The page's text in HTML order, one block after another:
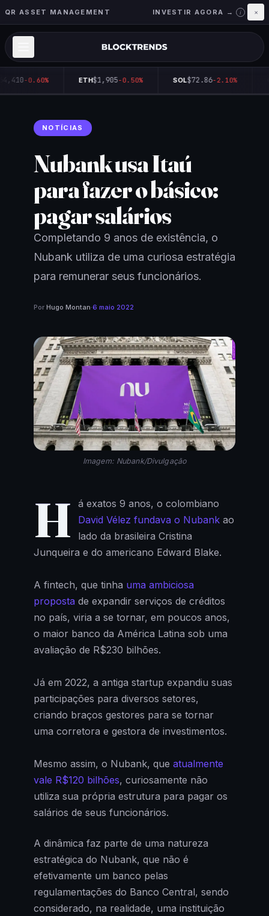
QR ASSET MANAGEMENT INVESTIR AGORA → i ×
-0.60% ETH$1,905-0.50% SOL$72.86-2.10%
NOTÍCIAS
Nubank usa Itaú
para fazer o básico:
pagar salários
Completando 9 anos de existência, o
Nubank utiliza de uma curiosa estratégia
para remunerar seus funcionários.
Por Hugo Montan·6 maio 2022
Imagem: Nubank/Divulgação
H
á exatos 9 anos, o colombiano
David Vélez fundava o Nubankao
lado da brasileira Cristina
Junqueira e do americano Edward Blake.
A fintech, que tinha uma ambiciosa
proposta de expandir serviços de créditos
no país, viria a se tornar, em poucos anos,
o maior banco da América Latina sob uma
avaliação de R$230 bilhões.
Já em 2022, a antiga startup expandiu suas
participações para diversos setores,
criando braços gestores para se tornar
uma corretora e gestora de investimentos.
Mesmo assim, o Nubank, que atualmente
vale R$120 bilhões, curiosamente não
utiliza sua própria estrutura para pagar os
salários de seus funcionários.
A dinâmica faz parte de uma natureza
estratégica do Nubank, que não é
efetivamente um banco pelas
regulamentações do Banco Central, sendo
considerado, na realidade, uma instituição